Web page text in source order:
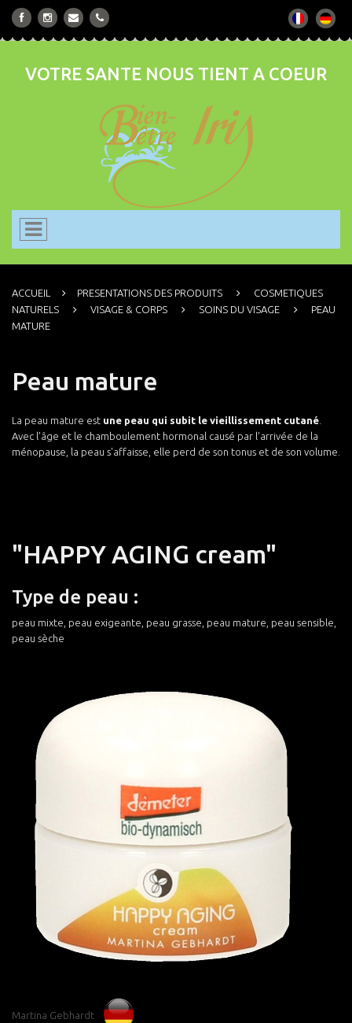
VOTRE SANTE NOUS TIENT A COEUR
ACCUEIL PRESENTATIONS DES PRODUITS
COSMETIQUES
NATURELS
VISAGE & CORPS SOINS DU VISAGE
PEAU
MATURE
Peau mature
La peau mature est une peau qui subit le vieillissement cutané
Avec l'âge et le chamboulement hormonal causé par l'arrivée de la
ménopause, la peau s'affaisse, elle perd de son tonus et de son volume.
"HAPPY AGING cream"
Type de peau :
peau mixte, peau exigeante, peau grasse, peau mature, peau sensible,
peau sèche
Martina Gebhardt